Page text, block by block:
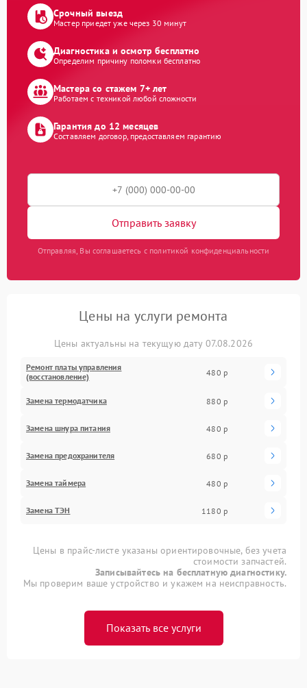
Срочный выезд
Мастер приедет уже через 30 минут
Диагностика и осмотр бесплатно
Определим причину поломки бесплатно
Мастера со стажем 7+ лет
Работаем с техникой любой сложности
Гарантия до 12 месяцев
Составляем договор, предоставляем гарантию
Отправить заявку
Отправляя, Вы соглашаетесь с политикой конфиденциальности
Цены на услуги ремонта
Цены актуальны на текущую дату 07.08.2026
Ремонт платы управления
(восстановление)
480 р
Замена термодатчика 880 р
Замена шнура питания 480 р
Замена предохранителя 680 р
Замена таймера 480 р
Замена ТЭН 1180 р
Цены в прайс-листе указаны ориентировочные, без учета
стоимости запчастей.
Записывайтесь на бесплатную диагностику.
Мы проверим ваше устройство и укажем на неисправность.
Показать все услуги